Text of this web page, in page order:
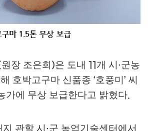
원장 조은희 )은 도내 11 개 시 ·군농
호박고구마 신품종 ‘호풍미 ’ 씨
가에 무상 보급한다고 밝혔다.
관할 시 군 농업기술센터에서